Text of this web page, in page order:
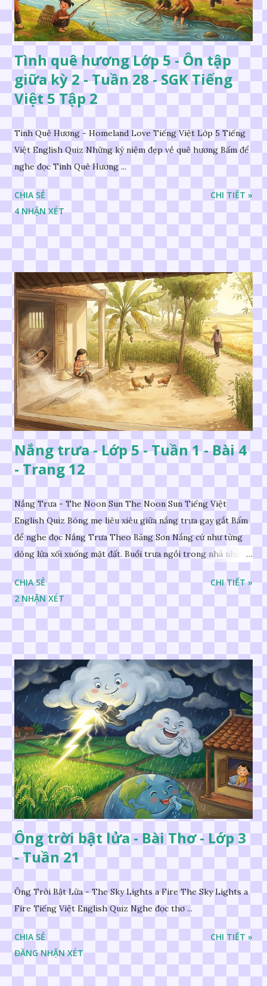
Tình quê hương Lớp 5 - Ôn tập
giữa kỳ 2 - Tuần 28 - SGK Tiếng
Việt 5 Tập 2
Tình Quê Hương - Homeland Love Tiếng Việt Lớp 5 Tiếng
Việt English Quiz Những kỷ niệm đẹp về quê hương Bấm để
nghe đọc Tình Quê Hương ...
CHIA SẺ
4 NHẬN XÉT
CHI TIẾT »
Nắng trưa - Lớp 5 - Tuần 1 - Bài 4
- Trang 12
Nắng Trưa - The Noon Sun The Noon Sun Tiếng Việt
English Quiz Bóng mẹ liêu xiêu giữa nắng trưa gay gắt Bấm
để nghe đọc Nắng Trưa Theo Băng Sơn Nắng cứ như từng
dòng lửa xối xuống mặt đất. Buổi trưa ngồi trong nhà nhìn
ra sân, thấy rất rõ n...
CHIA SẺ
2 NHẬN XÉT
CHI TIẾT »
Ông trời bật lửa - Bài Thơ - Lớp 3
- Tuần 21
Ông Trời Bật Lửa - The Sky Lights a Fire The Sky Lights a
Fire Tiếng Việt English Quiz Nghe đọc thơ ...
CHIA SẺ
ĐĂNG NHẬN XÉT
CHI TIẾT »